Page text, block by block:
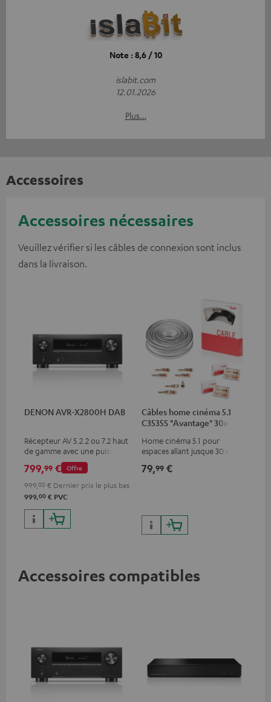
Note : 8,6 / 10
islabit.com
12.01.2026
Plus…
Accessoires
Accessoires nécessaires
Veuillez vérifier si les câbles de connexion sont inclus
dans la livraison.
DENON AVR-X2800H DAB
Récepteur AV 5.2.2 ou 7.2 haut
de gamme avec une puissance
de sortie de 150 watts par
canal
Offre
799,99 €
999, 00 € Dernier prix le plus bas
999,00 € PVC
Câbles home cinéma 5.1
C3535S "Avantage" 30m²
Home cinéma 5.1 pour
espaces allant jusque 30 m²
79,99 €
Accessoires compatibles